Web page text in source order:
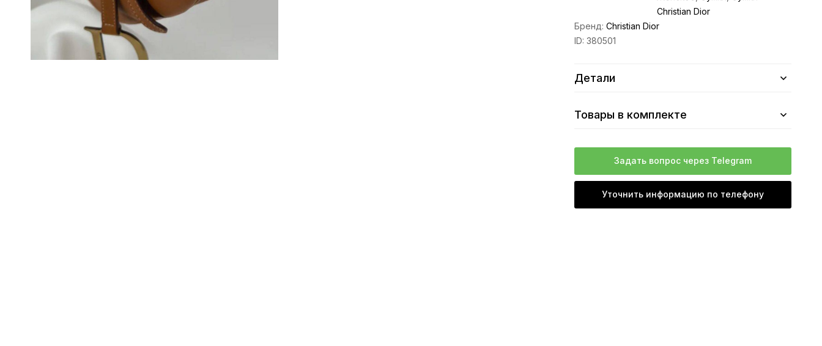
Christian Dior
Бренд:Christian Dior
ID:380501
Детали
Товары в комплекте
Задать вопрос через Telegram
Уточнить информацию по телефону